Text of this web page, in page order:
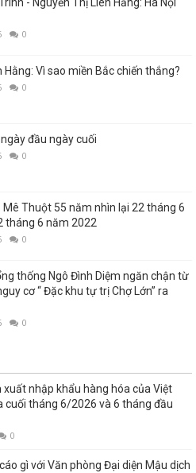
- Nguyễn Thị Liên Hằng: Hà Nội
0
Hằng: Vì sao miền Bắc chiến thắng?
0
đầu ngày cuối
0
Mê Thuột 55 năm nhìn lại 22 tháng 6
tháng 6 năm 2022
0
thống Ngô Đình Diệm ngăn chận từ
cơ “ Đặc khu tự trị Chợ Lớn” ra
0
xuất nhập khẩu hàng hóa của Việt
cuối tháng 6/2026 và 6 tháng đầu
0
gì với Văn phòng Đại diện Mậu dịch